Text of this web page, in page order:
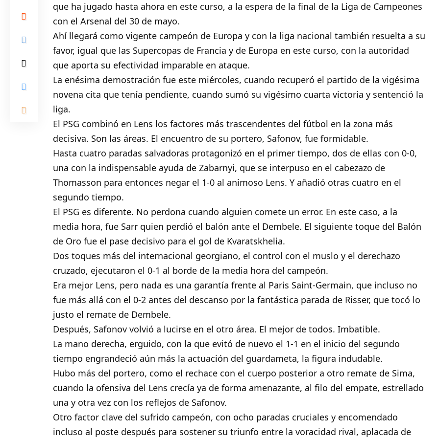
que ha jugado hasta ahora en este curso, a la espera de la final de la Liga de Campeones
con el Arsenal del 30 de mayo.
Ahí llegará como vigente campeón de Europa y con la liga nacional también resuelta a su
favor, igual que las Supercopas de Francia y de Europa en este curso, con la autoridad
que aporta su efectividad imparable en ataque.
La enésima demostración fue este miércoles, cuando recuperó el partido de la vigésima
novena cita que tenía pendiente, cuando sumó su vigésimo cuarta victoria y sentenció la
liga.
El PSG combinó en Lens los factores más trascendentes del fútbol en la zona más
decisiva. Son las áreas. El encuentro de su portero, Safonov, fue formidable.
Hasta cuatro paradas salvadoras protagonizó en el primer tiempo, dos de ellas con 0-0,
una con la indispensable ayuda de Zabarnyi, que se interpuso en el cabezazo de
Thomasson para entonces negar el 1-0 al animoso Lens. Y añadió otras cuatro en el
segundo tiempo.
El PSG es diferente. No perdona cuando alguien comete un error. En este caso, a la
media hora, fue Sarr quien perdió el balón ante el Dembele. El siguiente toque del Balón
de Oro fue el pase decisivo para el gol de Kvaratskhelia.
Dos toques más del internacional georgiano, el control con el muslo y el derechazo
cruzado, ejecutaron el 0-1 al borde de la media hora del campeón.
Era mejor Lens, pero nada es una garantía frente al Paris Saint-Germain, que incluso no
fue más allá con el 0-2 antes del descanso por la fantástica parada de Risser, que tocó lo
justo el remate de Dembele.
Después, Safonov volvió a lucirse en el otro área. El mejor de todos. Imbatible.
La mano derecha, erguido, con la que evitó de nuevo el 1-1 en el inicio del segundo
tiempo engrandeció aún más la actuación del guardameta, la figura indudable.
Hubo más del portero, como el rechace con el cuerpo posterior a otro remate de Sima,
cuando la ofensiva del Lens crecía ya de forma amenazante, al filo del empate, estrellado
una y otra vez con los reflejos de Safonov.
Otro factor clave del sufrido campeón, con ocho paradas cruciales y encomendado
incluso al poste después para sostener su triunfo entre la voracidad rival, aplacada de